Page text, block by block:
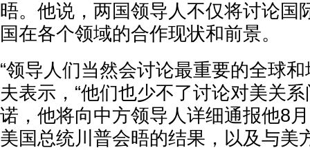
晤。他说，两国领导人不仅将讨论国
国在各个领域的合作现状和前景。
“领导人们当然会讨论最重要的全球
夫表示，“他们也少不了讨论对美关
诺，他将向中方领导人详细通报他8
美国总统川普会晤的结果，以及与美